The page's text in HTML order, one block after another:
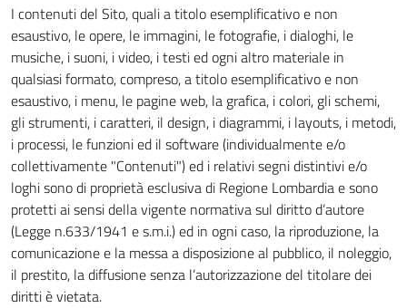
I contenuti del Sito, quali a titolo esemplificativo e non
esaustivo, le opere, le immagini, le fotografie, i dialoghi, le
musiche, i suoni, i video, i testi ed ogni altro materiale in
qualsiasi formato, compreso, a titolo esemplificativo e non
esaustivo, i menu, le pagine web, la grafica, i colori, gli schemi,
gli strumenti, i caratteri, il design, i diagrammi, i layouts, i metodi,
i processi, le funzioni ed il software (individualmente e/o
collettivamente "Contenuti") ed i relativi segni distintivi e/o
loghi sono di proprietà esclusiva di Regione Lombardia e sono
protetti ai sensi della vigente normativa sul diritto d’autore
(Legge n.633/1941 e s.m.i.) ed in ogni caso, la riproduzione, la
comunicazione e la messa a disposizione al pubblico, il noleggio,
il prestito, la diffusione senza l’autorizzazione del titolare dei
diritti è vietata.